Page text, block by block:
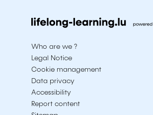
Who are we ?
Legal Notice
Cookie management
Data privacy
Accessibility
Report content